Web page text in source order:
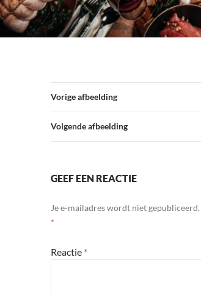
Vorige afbeelding
Volgende afbeelding
GEEF EEN REACTIE
Je e-mailadres wordt niet gepubliceerd.
*
Reactie *